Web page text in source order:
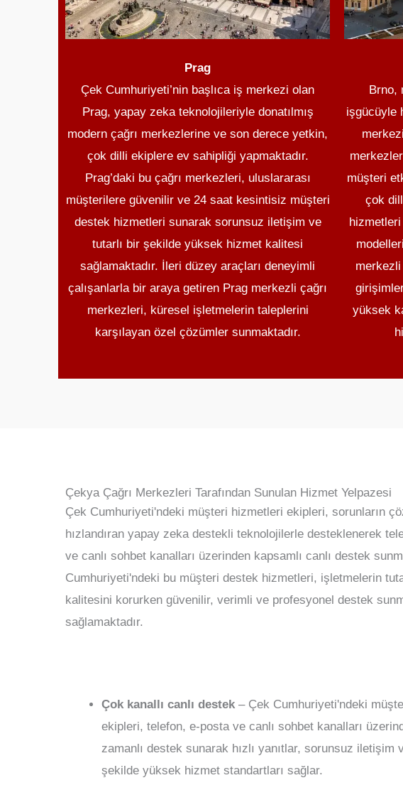
Prag
Çek Cumhuriyeti’nin başlıca iş merkezi olan
Prag, yapay zeka teknolojileriyle donatılmış
modern çağrı merkezlerine ve son derece yetkin,
çok dilli ekiplere ev sahipliği yapmaktadır.
Prag’daki bu çağrı merkezleri, uluslararası
müşterilere güvenilir ve 24 saat kesintisiz müşteri
destek hizmetleri sunarak sorunsuz iletişim ve
tutarlı bir şekilde yüksek hizmet kalitesi
sağlamaktadır. İleri düzey araçları deneyimli
çalışanlarla bir araya getiren Prag merkezli çağrı
merkezleri, küresel işletmelerin taleplerini
karşılayan özel çözümler sunmaktadır.
Brno,
işgücüyle
müşteri
çok
yüksek
Çekya Çağrı Merkezleri Tarafından Sunulan Hizmet Yelpazesi
Çek Cumhuriyeti'ndeki müşteri hizmetleri ekipleri, sorunların
hızlandıran yapay zeka destekli teknolojilerle desteklenerek
ve canlı sohbet kanalları üzerinden kapsamlı canlı destek
Cumhuriyeti'ndeki bu müşteri destek hizmetleri, işletmelerin
kalitesini korurken güvenilir, verimli ve profesyonel destek
sağlamaktadır.
Çok kanallı canlı destek – Çek Cumhuriyeti'ndeki
ekipleri, telefon, e-posta ve canlı sohbet kanalları
zamanlı destek sunarak hızlı yanıtlar, sorunsuz iletişim
şekilde yüksek hizmet standartları sağlar.